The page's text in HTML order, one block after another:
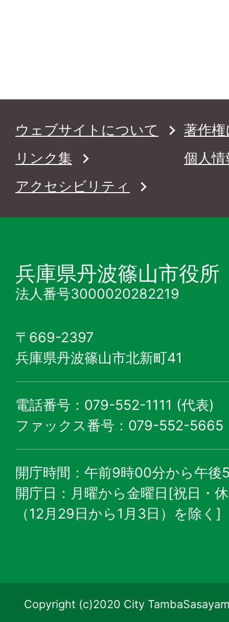
ウェブサイトについて
著作
リンク集
個人
アクセシビリティ
兵庫県丹波篠山市役所
法人番号3000020282219
〒669-2397
兵庫県丹波篠山市北新町41
電話番号：079-552-1111 (代表)
ファックス番号：079-552-5665
開庁時間：午前9時00分から午後
開庁日：月曜から金曜日[祝日・
（12月29日から1月3日）を除く]
Copyright (c)2020 City